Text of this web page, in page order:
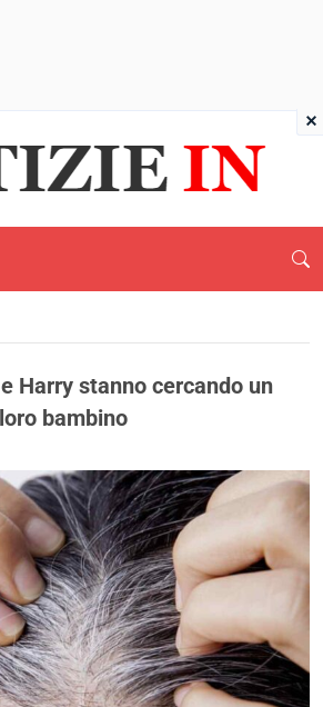
Harry stanno cercando un
bambino
×